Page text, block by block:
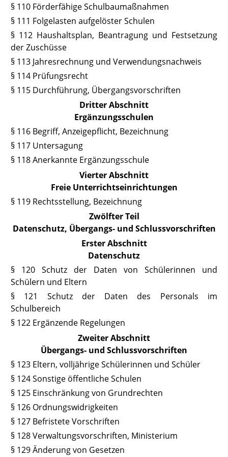
§ 110 Förderfähige Schulbaumaßnahmen
§ 111 Folgelasten aufgelöster Schulen
§ 112 Haushaltsplan, Beantragung und Festsetzung
der Zuschüsse
§ 113 Jahresrechnung und Verwendungsnachweis
§ 114 Prüfungsrecht
§ 115 Durchführung, Übergangsvorschriften
Dritter Abschnitt
Ergänzungsschulen
§ 116 Begriff, Anzeigepflicht, Bezeichnung
§ 117 Untersagung
§ 118 Anerkannte Ergänzungsschule
Vierter Abschnitt
Freie Unterrichtseinrichtungen
§ 119 Rechtsstellung, Bezeichnung
Zwölfter Teil
Datenschutz, Übergangs- und Schlussvorschriften
Erster Abschnitt
Datenschutz
§ 120 Schutz der Daten von Schülerinnen und
Schülern und Eltern
§ 121 Schutz der Daten des Personals im
Schulbereich
§ 122 Ergänzende Regelungen
Zweiter Abschnitt
Übergangs- und Schlussvorschriften
§ 123 Eltern, volljährige Schülerinnen und Schüler
§ 124 Sonstige öffentliche Schulen
§ 125 Einschränkung von Grundrechten
§ 126 Ordnungswidrigkeiten
§ 127 Befristete Vorschriften
§ 128 Verwaltungsvorschriften, Ministerium
§ 129 Änderung von Gesetzen